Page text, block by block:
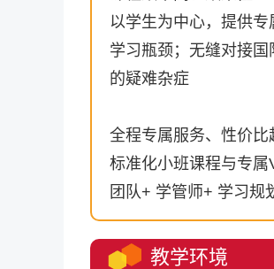
以学生为中心，提供
学习瓶颈；无缝对接
的疑难杂症
全程专属服务、性价比
标准化小班课程与专
团队+ 学管师+ 学习规
教学环境